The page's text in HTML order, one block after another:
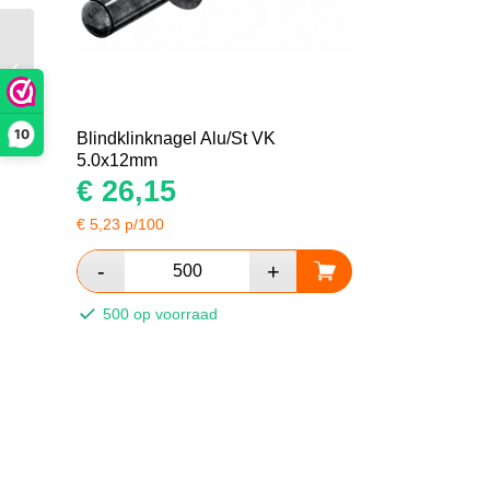
10
Blindklinknagel Alu/St VK
5.0x12mm
€ 26,15
€ 5,23 p/100
500 op voorraad
5.0x24mm kop 10.5mm